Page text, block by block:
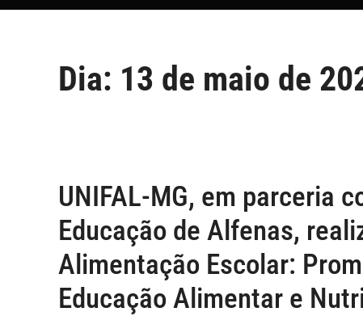
Dia: 13 de maio de
UNIFAL-MG, em parceria
Educação de Alfenas,
Alimentação Escolar:
Educação Alimentar e